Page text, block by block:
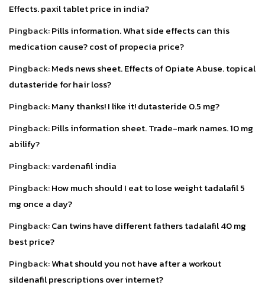
Effects. paxil tablet price in india?
Pingback:Pills information. What side effects can this
medication cause? cost of propecia price?
Pingback:Meds news sheet. Effects of Opiate Abuse. topical
dutasteride for hair loss?
Pingback:Many thanks! I like it! dutasteride 0.5 mg?
Pingback:Pills information sheet. Trade-mark names. 10 mg
abilify?
Pingback:vardenafil india
Pingback:How much should I eat to lose weight tadalafil 5
mg once a day?
Pingback:Can twins have different fathers tadalafil 40 mg
best price?
Pingback:What should you not have after a workout
sildenafil prescriptions over internet?